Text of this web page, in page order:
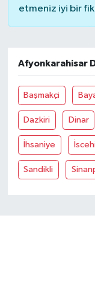
etmeniz iyi bir
Afyonkarahisar
Başmakçi
Dazkiri Dinar
İhsaniye
Sandikli